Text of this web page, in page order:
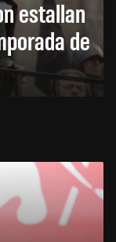
estallan
de